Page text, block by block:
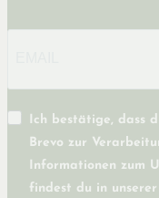
Ich bestätige, dass
Brevo zur
Informationen zum
findest du in unserer